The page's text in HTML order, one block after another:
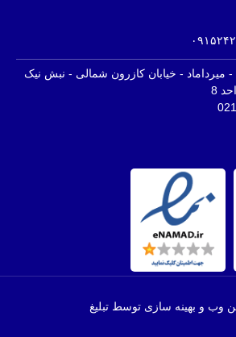
- میرداماد - خیابان کازرون شمالی - نبش نیک
و بهینه سازی توسط تبلیغ